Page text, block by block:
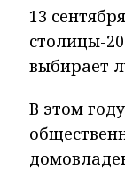
13
столицы-
выбирает
В этом